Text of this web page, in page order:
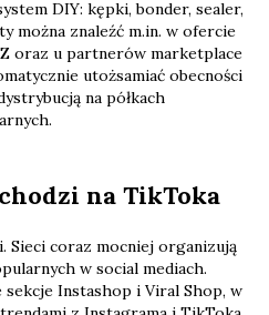
DIY: kępki, bonder, sealer,
można znaleźć m.in. w ofercie
oraz u partnerów marketplace
utożsamiać obecności
na półkach
na TikToka
Sieci coraz mocniej organizują
w social mediach.
Instashop i Viral Shop, w